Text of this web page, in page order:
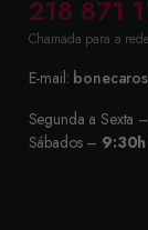
218 871
Chamada para a
E-mail:
Segunda a Sexta –
Sábados –